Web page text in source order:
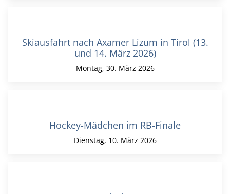
Skiausfahrt nach Axamer Lizum in Tirol (13.
und 14. März 2026)
Montag, 30. März 2026
Hockey-Mädchen im RB-Finale
Dienstag, 10. März 2026